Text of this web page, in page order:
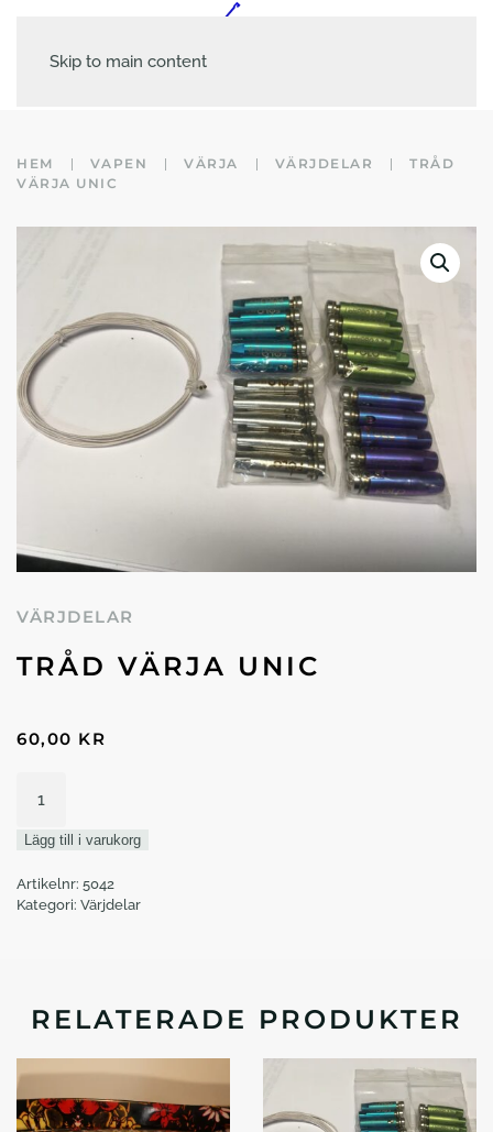
Skip to main content
HEM VAPEN VÄRJA VÄRJDELAR
TRÅD
VÄRJA UNIC
VÄRJDELAR
TRÅD VÄRJA UNIC
60,00 KR
värja
UNIC
Lägg till i varukorg
Artikelnr: 5042
Kategori: Värjdelar
RELATERADE PRODUKTER